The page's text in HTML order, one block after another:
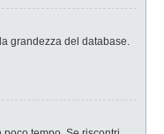
grandezza del database.